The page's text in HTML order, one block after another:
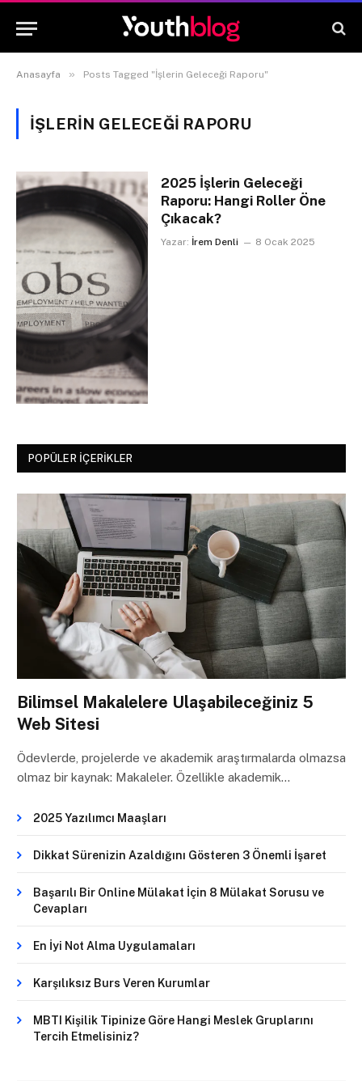
Anasayfa » Posts Tagged "İşlerin Geleceği Raporu"
İŞLERIN GELECEĞI RAPORU
2025 İşlerin Geleceği
Raporu: Hangi Roller Öne
Çıkacak?
Yazar: İrem Denli 8 Ocak 2025
POPÜLER İÇERIKLER
Bilimsel Makalelere Ulaşabileceğiniz 5
Web Sitesi
Ödevlerde, projelerde ve akademik araştırmalarda olmazsa
olmaz bir kaynak: Makaleler. Özellikle akademik…
2025 Yazılımcı Maaşları
Dikkat Sürenizin Azaldığını Gösteren 3 Önemli İşaret
Başarılı Bir Online Mülakat İçin 8 Mülakat Sorusu ve
Cevapları
En İyi Not Alma Uygulamaları
Karşılıksız Burs Veren Kurumlar
MBTI Kişilik Tipinize Göre Hangi Meslek Gruplarını
Tercih Etmelisiniz?